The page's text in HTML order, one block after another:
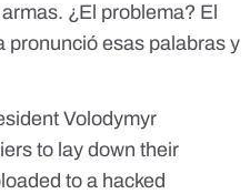
¿El problema? El
pronunció esas palabras y
Volodymyr
to lay down their
to a hacked